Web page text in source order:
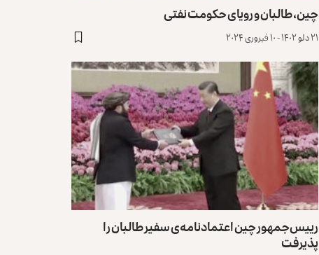
چین، طالبان و رویای حکومت نفتی
۲۱ دلو ۱۴۰۲ - ۱۰ فبروری ۲۰۲۴
رییس‌جمهور چین اعتمادنامه‌ی سفیر طالبان را
پذیرفت